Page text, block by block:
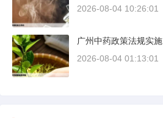
2026-08-04 10:26:01
广州中药政策法规实施
2026-08-04 01:13:01